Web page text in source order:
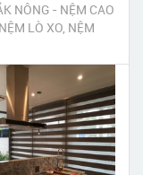
NÔNG - NỆM CAO
LÒ XO, NỆM